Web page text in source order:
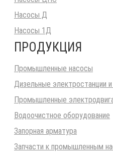
Насосы Д
Насосы 1Д
ПРОДУКЦИЯ
Промышленные насосы
Дизельные электростанции
Промышленные
Водоочистное оборудование
Запорная арматура
Запчасти к промышленным